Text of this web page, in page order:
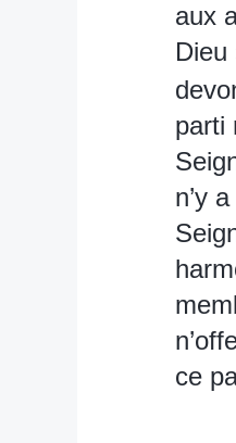
aux
Dieu
parti
n’y
ce